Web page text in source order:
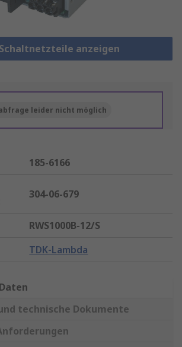
anzeigen
leider nicht möglich
185-6166
304-06-679
RWS1000B-12/S
TDK-Lambda
technische Dokumente